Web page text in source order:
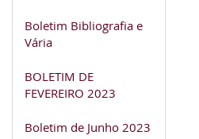
Boletim Bibliografia e
Vária
BOLETIM DE
FEVEREIRO 2023
Boletim de Junho 2023